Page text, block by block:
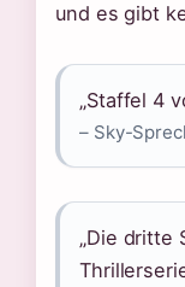
und es gibt
„Staffel 4
– Sky-
„Die dritte